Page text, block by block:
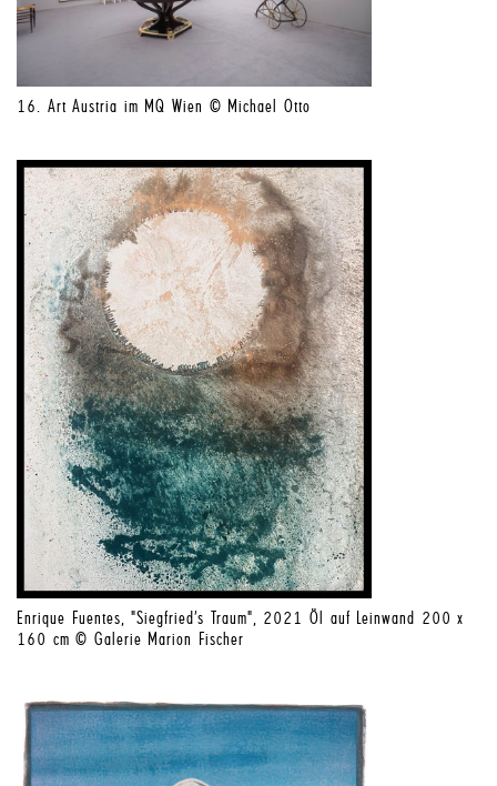
16. Art Austria im MQ Wien © Michael Otto
Enrique Fuentes, "Siegfried’s Traum", 2021 Öl auf Leinwand 200 x
160 cm © Galerie Marion Fischer